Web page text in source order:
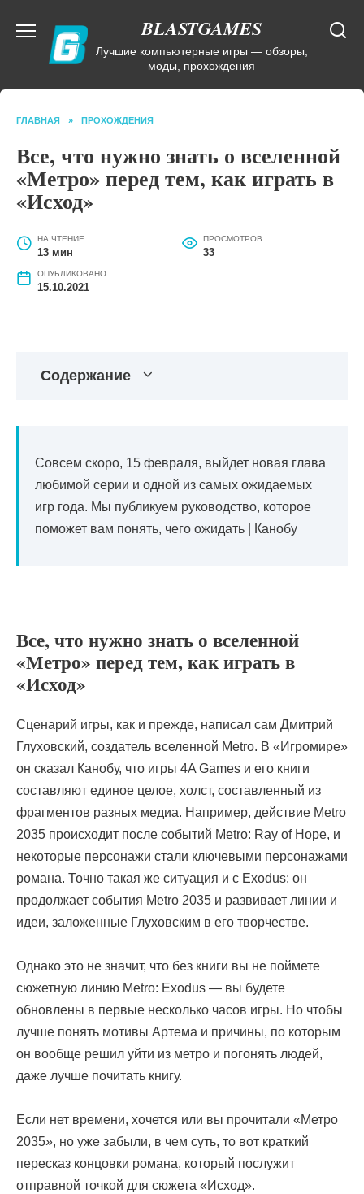
содержанию
BLASTGAMES
Лучшие компьютерные игры — обзоры,
моды, прохождения
ГЛАВНАЯ » ПРОХОЖДЕНИЯ
Все, что нужно знать о вселенной
«Метро» перед тем, как играть в
«Исход»
НА ЧТЕНИЕ
13 мин
ПРОСМОТРОВ
33
ОПУБЛИКОВАНО
15.10.2021
Содержание
Совсем скоро, 15 февраля, выйдет новая глава
любимой серии и одной из самых ожидаемых
игр года. Мы публикуем руководство, которое
поможет вам понять, чего ожидать | Канобу
Все, что нужно знать о вселенной
«Метро» перед тем, как играть в
«Исход»
Сценарий игры, как и прежде, написал сам Дмитрий
Глуховский, создатель вселенной Metro. В «Игромире»
он сказал Канобу, что игры 4A Games и его книги
составляют единое целое, холст, составленный из
фрагментов разных медиа. Например, действие Metro
2035 происходит после событий Metro: Ray of Hope, и
некоторые персонажи стали ключевыми персонажами
романа. Точно такая же ситуация и с Exodus: он
продолжает события Metro 2035 и развивает линии и
идеи, заложенные Глуховским в его творчестве.
Однако это не значит, что без книги вы не поймете
сюжетную линию Metro: Exodus — вы будете
обновлены в первые несколько часов игры. Но чтобы
лучше понять мотивы Артема и причины, по которым
он вообще решил уйти из метро и погонять людей,
даже лучше почитать книгу.
Если нет времени, хочется или вы прочитали «Метро
2035», но уже забыли, в чем суть, то вот краткий
пересказ концовки романа, который послужит
отправной точкой для сюжета «Исход».